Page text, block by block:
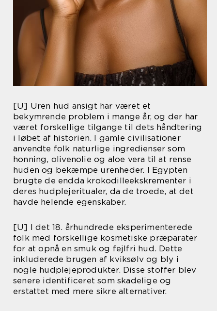
[U] Uren hud ansigt har været et
bekymrende problem i mange år, og der har
været forskellige tilgange til dets håndtering
i løbet af historien. I gamle civilisationer
anvendte folk naturlige ingredienser som
honning, olivenolie og aloe vera til at rense
huden og bekæmpe urenheder. I Egypten
brugte de endda krokodilleekskrementer i
deres hudplejeritualer, da de troede, at det
havde helende egenskaber.
[U] I det 18. århundrede eksperimenterede
folk med forskellige kosmetiske præparater
for at opnå en smuk og fejlfri hud. Dette
inkluderede brugen af kviksølv og bly i
nogle hudplejeprodukter. Disse stoffer blev
senere identificeret som skadelige og
erstattet med mere sikre alternativer.